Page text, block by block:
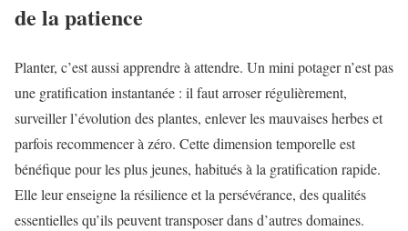
de la patience
Planter, c’est aussi apprendre à attendre. Un mini potager n’est pas
une gratification instantanée : il faut arroser régulièrement,
surveiller l’évolution des plantes, enlever les mauvaises herbes et
parfois recommencer à zéro. Cette dimension temporelle est
bénéfique pour les plus jeunes, habitués à la gratification rapide.
Elle leur enseigne la résilience et la persévérance, des qualités
essentielles qu’ils peuvent transposer dans d’autres domaines.